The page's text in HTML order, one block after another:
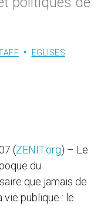
EGLISES
(ZENIT.org) – Le
du
que jamais de
vie publique : le